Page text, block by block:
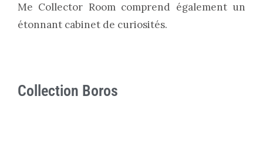
Me Collector Room comprend également un
étonnant cabinet de curiosités.
Collection Boros